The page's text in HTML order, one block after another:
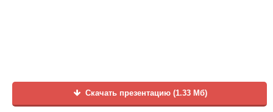
Скачать презентацию (1.33 Мб)